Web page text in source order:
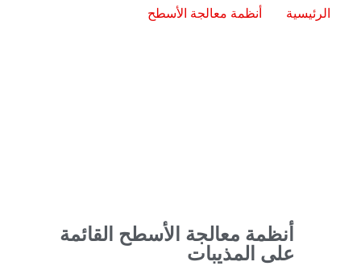
الرئيسية أنظمة معالجة الأسطح
أنظمة معالجة الأسطح القائمة
على المذيبات